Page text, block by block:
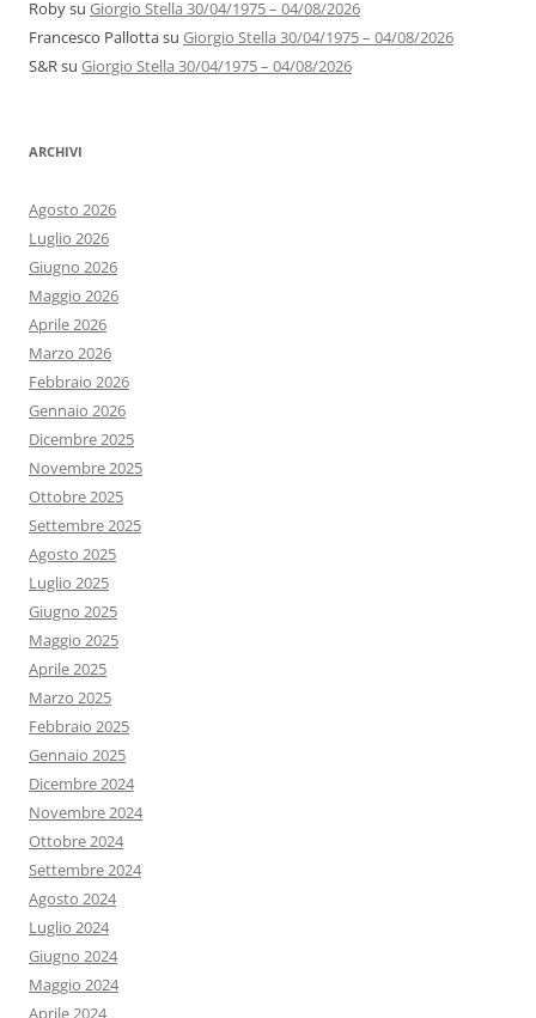
Robysu Giorgio Stella 30/04/1975 – 04/08/2026
Francesco Pallottasu Giorgio Stella 30/04/1975 – 04/08/2026
S&Rsu Giorgio Stella 30/04/1975 – 04/08/2026
ARCHIVI
Agosto 2026
Luglio 2026
Giugno 2026
Maggio 2026
Aprile 2026
Marzo 2026
Febbraio 2026
Gennaio 2026
Dicembre 2025
Novembre 2025
Ottobre 2025
Settembre 2025
Agosto 2025
Luglio 2025
Giugno 2025
Maggio 2025
Aprile 2025
Marzo 2025
Febbraio 2025
Gennaio 2025
Dicembre 2024
Novembre 2024
Ottobre 2024
Settembre 2024
Agosto 2024
Luglio 2024
Giugno 2024
Maggio 2024